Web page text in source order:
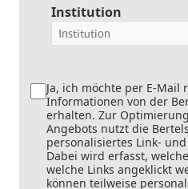
Institution
Ja, ich möchte per E-Mail
Informationen von der
erhalten. Zur
Angebots nutzt die
personalisiertes Link-
Dabei wird erfasst,
welche Links angeklickt
können teilweise